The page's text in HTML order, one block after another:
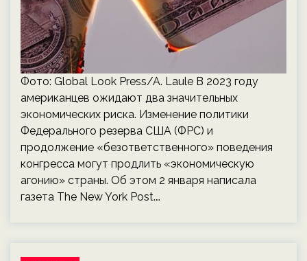
Фото: Global Look Press/A. Laule В 2023 году
американцев ожидают два значительных
экономических риска. Изменение политики
Федерального резерва США (ФРС) и
продолжение «безответственного» поведения
конгресса могут продлить «экономическую
агонию» страны. Об этом 2 января написала
газета The New York Post.…